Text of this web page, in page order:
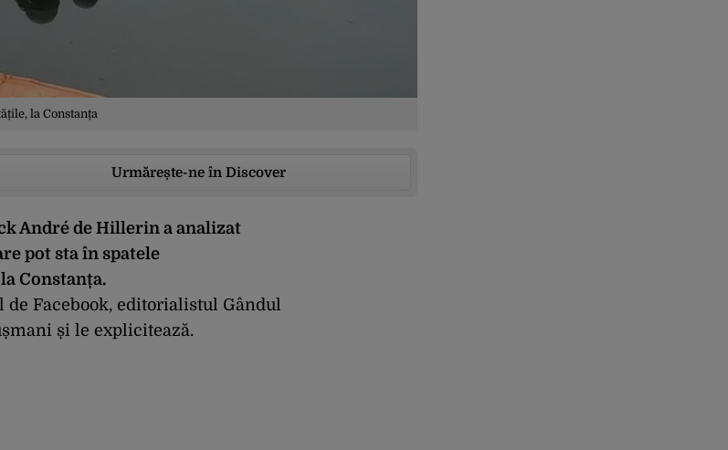
la Constanța
Urmărește-ne în Discover
André de Hillerin a analizat
pot sta în spatele
Constanța.
Facebook, editorialistul Gândul
și le explicitează.